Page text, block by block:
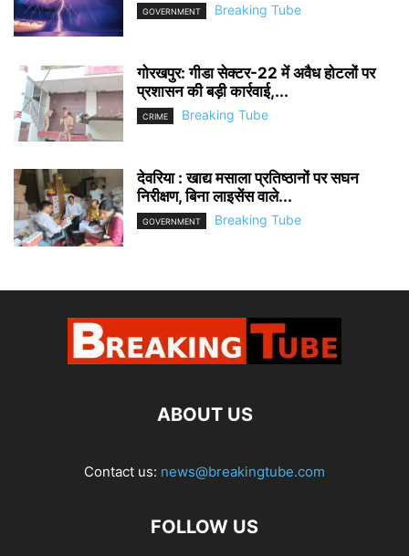
GOVERNMENT Breaking Tube
गोरखपुर: गीडा सेक्टर-22 में अवैध होटलों पर
प्रशासन की बड़ी कार्रवाई,...
CRIME Breaking Tube
देवरिया : खाद्य मसाला प्रतिष्ठानों पर सघन
निरीक्षण, बिना लाइसेंस वाले...
GOVERNMENT Breaking Tube
ABOUT US
Contact us: news@breakingtube.com
FOLLOW US